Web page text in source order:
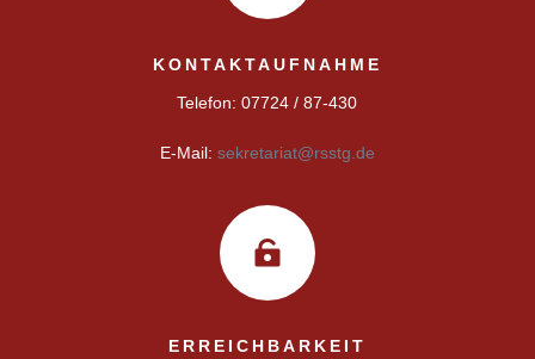
KONTAKTAUFNAHME
Telefon: 07724 / 87-430
E-Mail: sekretariat@rsstg.de

ERREICHBARKEIT